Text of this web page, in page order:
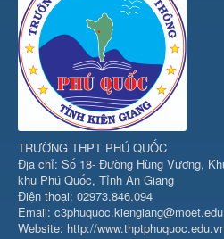
TRƯỜNG THPT PHÚ QUỐC
Địa chỉ: Số 18- Đường Hùng Vương,
khu Phú Quốc, Tỉnh An Giang
Điện thoại: 02973.846.094
Email:
Website: http://